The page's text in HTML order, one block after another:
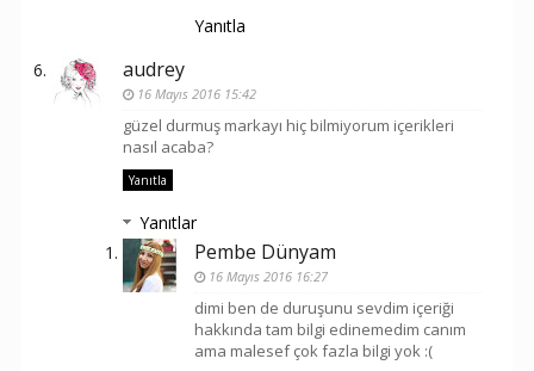
Yanıtla
audrey
16 Mayıs 2016 15:42
güzel durmuş markayı hiç bilmiyorum içerikleri
nasıl acaba?
Yanıtla
Yanıtlar
Pembe Dünyam
16 Mayıs 2016 16:27
dimi ben de duruşunu sevdim içeriği
hakkında tam bilgi edinemedim canım
ama malesef çok fazla bilgi yok :(